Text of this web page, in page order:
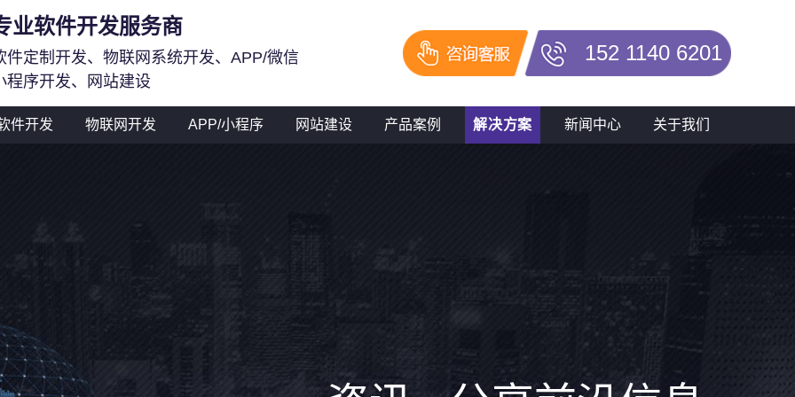
业软件开发服务商
件定制开发、物联网系统开发、APP/微信
程序开发、网站建设
152 1140 6201
件开发 物联网开发 APP/小程序 网站建设 产品案例 解决方案 新闻中心 关于我们